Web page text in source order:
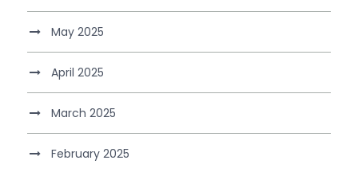
May 2025
April 2025
March 2025
February 2025